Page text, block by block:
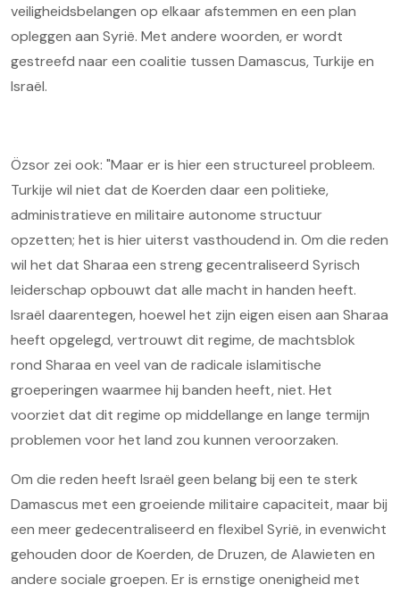
veiligheidsbelangen op elkaar afstemmen en een plan
opleggen aan Syrië. Met andere woorden, er wordt
gestreefd naar een coalitie tussen Damascus, Turkije en
Israël.
Özsor zei ook: "Maar er is hier een structureel probleem.
Turkije wil niet dat de Koerden daar een politieke,
administratieve en militaire autonome structuur
opzetten; het is hier uiterst vasthoudend in. Om die reden
wil het dat Sharaa een streng gecentraliseerd Syrisch
leiderschap opbouwt dat alle macht in handen heeft.
Israël daarentegen, hoewel het zijn eigen eisen aan Sharaa
heeft opgelegd, vertrouwt dit regime, de machtsblok
rond Sharaa en veel van de radicale islamitische
groeperingen waarmee hij banden heeft, niet. Het
voorziet dat dit regime op middellange en lange termijn
problemen voor het land zou kunnen veroorzaken.
Om die reden heeft Israël geen belang bij een te sterk
Damascus met een groeiende militaire capaciteit, maar bij
een meer gedecentraliseerd en flexibel Syrië, in evenwicht
gehouden door de Koerden, de Druzen, de Alawieten en
andere sociale groepen. Er is ernstige onenigheid met